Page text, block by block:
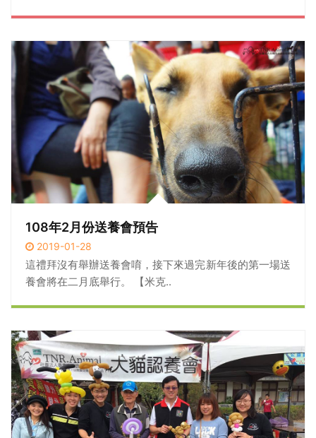
108年2月份送養會預告
2019-01-28
這禮拜沒有舉辦送養會唷，接下來過完新年後的第一場送
養會將在二月底舉行。 【米克..